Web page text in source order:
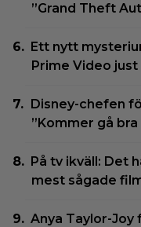
”Grand Theft
Ett nytt
Prime Video just
Disney-chefen
”Kommer gå
På tv ikväll: Det
mest sågade
Anya Taylor-Joy